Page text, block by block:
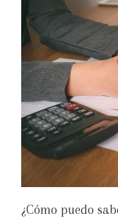
¿Cómo puedo